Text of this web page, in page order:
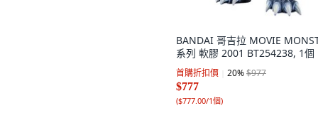
BANDAI 哥吉拉 MOVIE
系列 軟膠 2001 BT254238, 1個
首購折扣價 20%$977
$777
($777.00/1個)